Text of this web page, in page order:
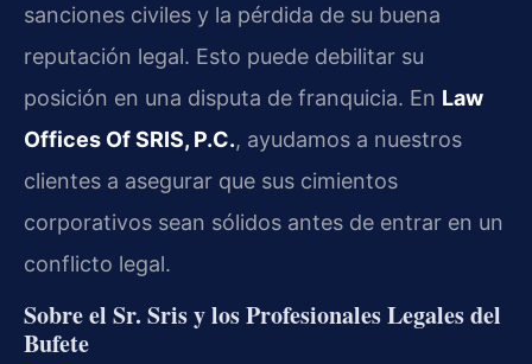
sanciones civiles y la pérdida de su buena
reputación legal. Esto puede debilitar su
posición en una disputa de franquicia. En Law
Offices Of SRIS, P.C., ayudamos a nuestros
clientes a asegurar que sus cimientos
corporativos sean sólidos antes de entrar en un
conflicto legal.
Sobre el Sr. Sris y los Profesionales Legales del
Bufete